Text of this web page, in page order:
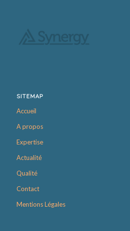
SITEMAP
Accueil
A propos
Expertise
Actualité
Qualité
Contact
Mentions Légales